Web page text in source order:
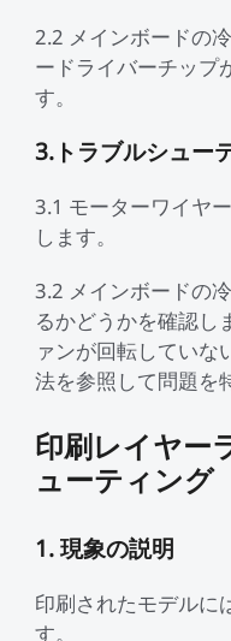
2.2 メインボードの
ードライバーチップ
す。
3.トラブルシュー
3.1 モーターワイヤ
します。
3.2 メインボードの
るかどうかを確認し
ァンが回転していな
法を参照して問題を
印刷レイヤー
ューティング
1. 現象の説明
印刷されたモデルに
す。